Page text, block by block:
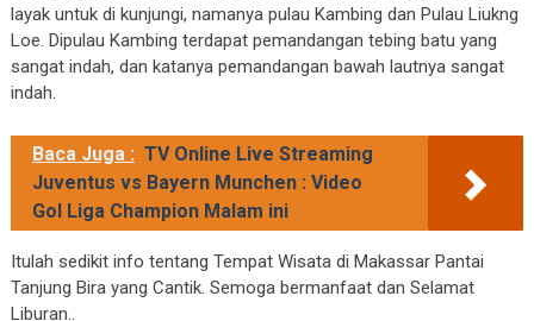
layak untuk di kunjungi, namanya pulau Kambing dan Pulau Liukng
Loe. Dipulau Kambing terdapat pemandangan tebing batu yang
sangat indah, dan katanya pemandangan bawah lautnya sangat
indah.
Baca Juga : TV Online Live Streaming
Juventus vs Bayern Munchen : Video
Gol Liga Champion Malam ini
Itulah sedikit info tentang Tempat Wisata di Makassar Pantai
Tanjung Bira yang Cantik. Semoga bermanfaat dan Selamat
Liburan..